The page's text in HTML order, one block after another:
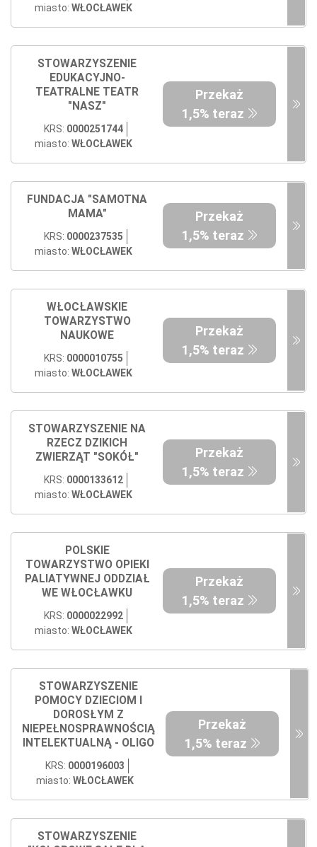
miasto: WŁOCŁAWEK
STOWARZYSZENIE
EDUKACYJNO-
TEATRALNE TEATR
"NASZ"
KRS: 0000251744
miasto: WŁOCŁAWEK
Przekaż
1,5% teraz
FUNDACJA "SAMOTNA
MAMA"
KRS: 0000237535
miasto: WŁOCŁAWEK
Przekaż
1,5% teraz
WŁOCŁAWSKIE
TOWARZYSTWO
NAUKOWE
KRS: 0000010755
miasto: WŁOCŁAWEK
Przekaż
1,5% teraz
STOWARZYSZENIE NA
RZECZ DZIKICH
ZWIERZĄT "SOKÓŁ"
KRS: 0000133612
miasto: WŁOCŁAWEK
Przekaż
1,5% teraz
POLSKIE
TOWARZYSTWO OPIEKI
PALIATYWNEJ ODDZIAŁ
WE WŁOCŁAWKU
KRS: 0000022992
miasto: WŁOCŁAWEK
Przekaż
1,5% teraz
STOWARZYSZENIE
POMOCY DZIECIOM I
DOROSŁYM Z
NIEPEŁNOSPRAWNOŚCIĄ
INTELEKTUALNĄ - OLIGO
KRS: 0000196003
miasto: WŁOCŁAWEK
Przekaż
1,5% teraz
STOWARZYSZENIE